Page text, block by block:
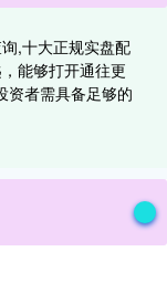
,十大正规实盘配
能够打开通往更
资者需具备足够的